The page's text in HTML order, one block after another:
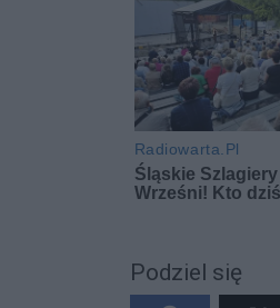
Podziel się